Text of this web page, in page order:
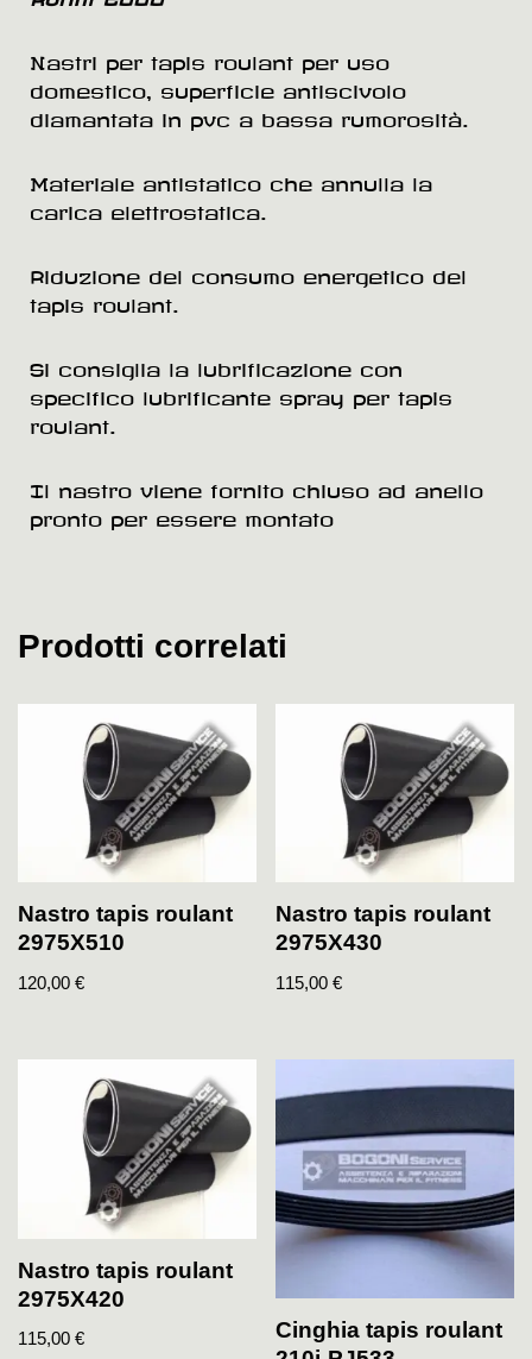
Nastri per tapis roulant per uso
domestico, superficie antiscivolo
diamantata in pvc a bassa rumorosità.
Materiale antistatico che annulla la
carica elettrostatica.
Riduzione del consumo energetico del
tapis roulant.
Si consiglia la lubrificazione con
specifico lubrificante spray per tapis
roulant.
Il nastro viene fornito chiuso ad anello
pronto per essere montato
Prodotti correlati
Nastro tapis roulant
2975X510
120,00 €
Nastro tapis roulant
2975X430
115,00€
Nastro tapis roulant
2975X420
115,00 €
Cinghia tapis roulant